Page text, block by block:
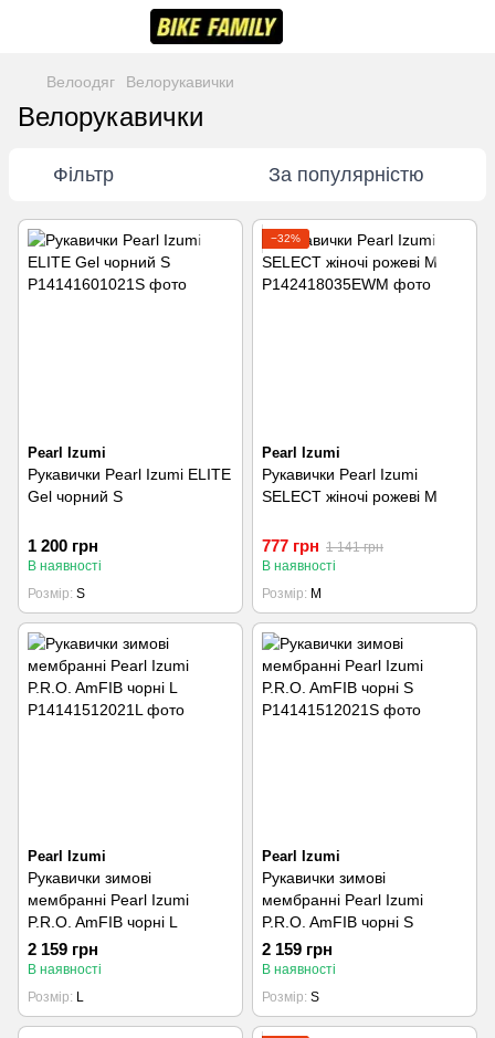
Велоодяг Велорукавички
Велорукавички
Фільтр За популярністю
Pearl Izumi
Рукавички Pearl Izumi ELITE
Gel чорний S
1 200 грн
В наявності
Розмір S
−32%
Pearl Izumi
Рукавички Pearl Izumi
SELECT жіночі рожеві M
777 грн 1 141 грн
В наявності
Розмір
M
Pearl Izumi
Рукавички зимові
мембранні Pearl Izumi
P.R.O. AmFIB чорні L
2 159 грн
В наявності
Розмір
L
Pearl Izumi
Рукавички зимові
мембранні Pearl Izumi
P.R.O. AmFIB чорні S
2 159 грн
В наявності
Розмір S